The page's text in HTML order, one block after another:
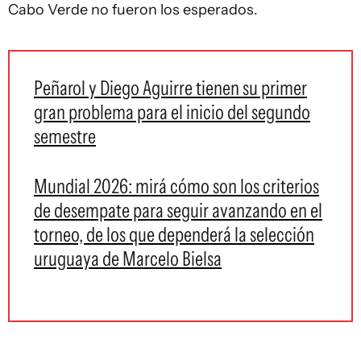
Cabo Verde no fueron los esperados.
Peñarol y Diego Aguirre tienen su primer
gran problema para el inicio del segundo
semestre
Mundial 2026: mirá cómo son los criterios
de desempate para seguir avanzando en el
torneo, de los que dependerá la selección
uruguaya de Marcelo Bielsa